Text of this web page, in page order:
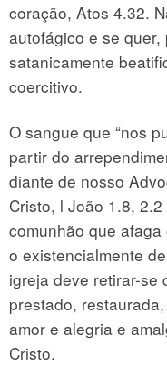
coração, Atos 4.32.
autofágico e se
satanicamente
coercitivo.
O sangue que “nos
partir do
diante de nosso
Cristo, l João 1.8,
comunhão que
o existencialmente
igreja deve retirar-se
prestado,
amor e alegria e
Cristo.